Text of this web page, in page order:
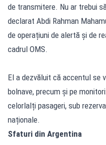
de transmitere. Nu ar trebui
declarat Abdi Rahman
de operațiuni de alertă și de
cadrul OMS.
El a dezvăluit că accentul se
bolnave, precum și pe
celorlalți pasageri, sub
naționale.
Sfaturi din Argentina